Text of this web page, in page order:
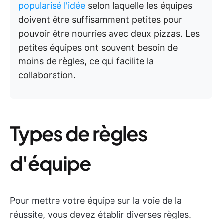
popularisé l'idée selon laquelle les équipes
doivent être suffisamment petites pour
pouvoir être nourries avec deux pizzas. Les
petites équipes ont souvent besoin de
moins de règles, ce qui facilite la
collaboration.
Types de règles
d'équipe
Pour mettre votre équipe sur la voie de la
réussite, vous devez établir diverses règles.